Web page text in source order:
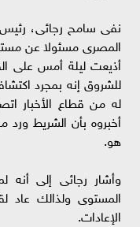
نفى سامح رجائى، رئيس
المصرى مسئولا عن
أذيعت ليلة أمس على
للشروق إنه بمجرد
له من قطاع الأخبار
أخبروه بأن الشريط ورد
هو.
وأشار رجائى إلى أنه
المستوى ولذالك عاد
الإعادات.